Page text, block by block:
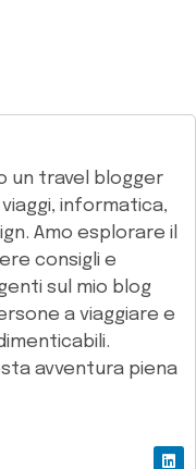
un travel blogger
informatica,
Amo esplorare il
consigli e
sul mio blog
a viaggiare e
avventura piena